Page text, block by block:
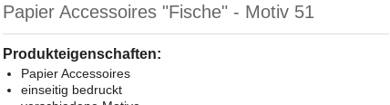
Papier Accessoires "Fische" - Motiv 51
Produkteigenschaften:
Papier Accessoires
einseitig bedruckt